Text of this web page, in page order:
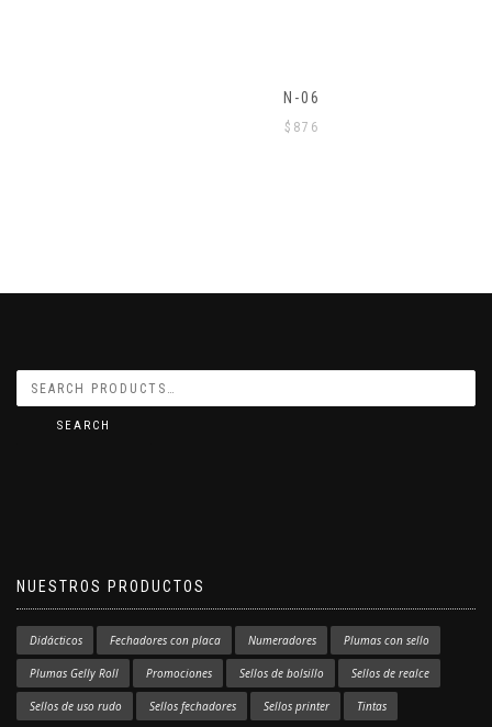
SEARCH
NUESTROS PRODUCTOS
Didácticos Fechadores con placa Numeradores Plumas con sello
Plumas Gelly Roll Promociones Sellos de bolsillo Sellos de realce
Sellos de uso rudo Sellos fechadores Sellos printer Tintas